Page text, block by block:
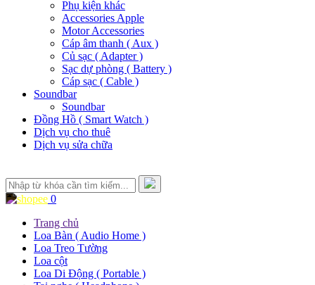
Phụ kiện khác
Accessories Apple
Motor Accessories
Cáp âm thanh ( Aux )
Củ sạc ( Adapter )
Sạc dự phòng ( Battery )
Cáp sạc ( Cable )
Soundbar
Soundbar
Đồng Hồ ( Smart Watch )
Dịch vụ cho thuê
Dịch vụ sửa chữa
0
Trang chủ
Loa Bàn ( Audio Home )
Loa Treo Tường
Loa cột
Loa Di Động ( Portable )